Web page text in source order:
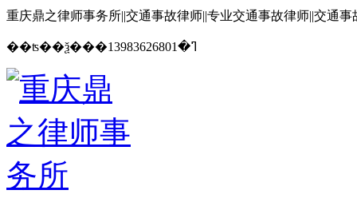
重庆鼎之律师事务所||交通事故律师||专业交通事故律师||交通事
��ʦ��ѯ���ߣ�13983626801